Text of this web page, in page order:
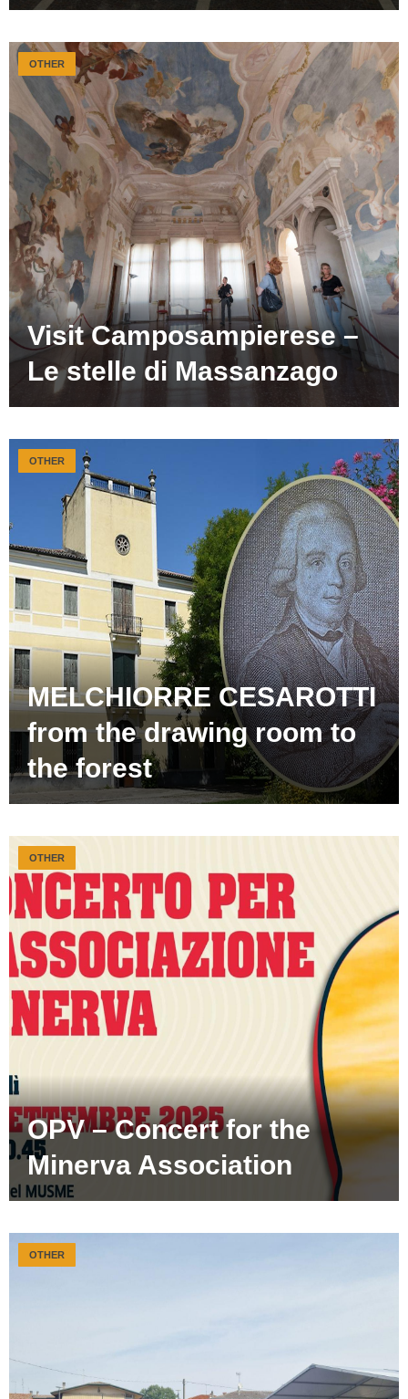
Visit Camposampierese –
Le stelle di Massanzago
OTHER
MELCHIORRE CESAROTTI
from the drawing room to
the forest
OTHER
OPV – Concert for the
Minerva Association
OTHER
OTHER